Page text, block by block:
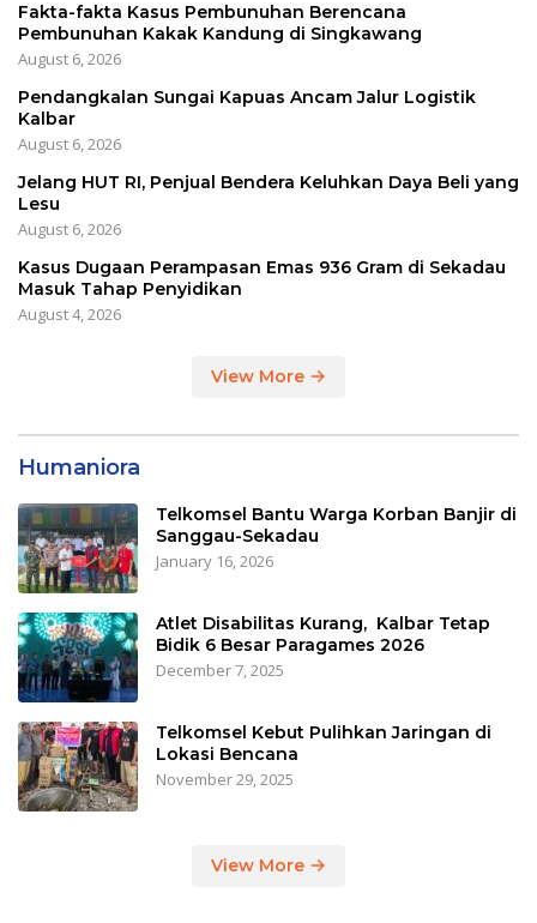
Fakta-fakta Kasus Pembunuhan Berencana
Pembunuhan Kakak Kandung di Singkawang
August 6, 2026
Pendangkalan Sungai Kapuas Ancam Jalur Logistik
Kalbar
August 6, 2026
Jelang HUT RI, Penjual Bendera Keluhkan Daya Beli yang
Lesu
August 6, 2026
Kasus Dugaan Perampasan Emas 936 Gram di Sekadau
Masuk Tahap Penyidikan
August 4, 2026
View More
Humaniora
Telkomsel Bantu Warga Korban Banjir di
Sanggau-Sekadau
January 16, 2026
Atlet Disabilitas Kurang, Kalbar Tetap
Bidik 6 Besar Paragames 2026
December 7, 2025
Telkomsel Kebut Pulihkan Jaringan di
Lokasi Bencana
November 29, 2025
View More